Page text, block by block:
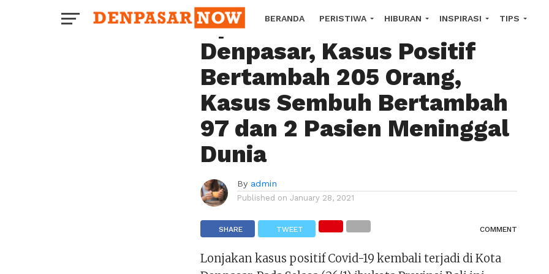
BERANDA PERISTIWA HIBURAN INSPIRASI TIPS
HOROSCOPE
Update Covid-19 di Kota
Denpasar, Kasus Positif
Bertambah 205 Orang,
Kasus Sembuh Bertambah
97 dan 2 Pasien Meninggal
Dunia
By admin
Published on January 28, 2021
SHARE TWEET COMMENT
Lonjakan kasus positif Covid-19 kembali terjadi di Kota